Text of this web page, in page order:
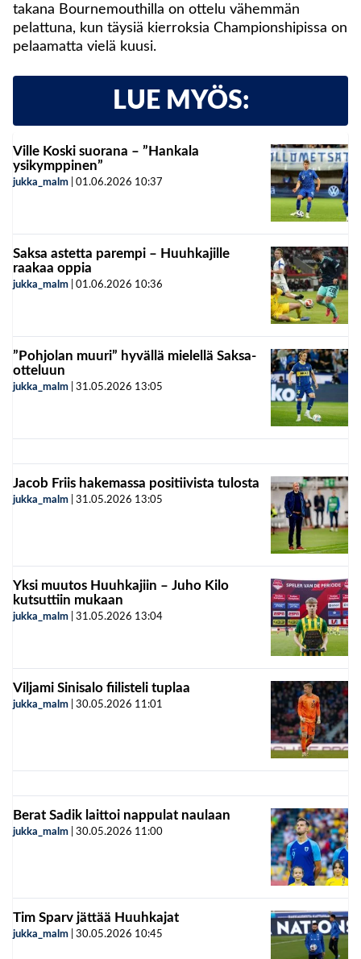
takana Bournemouthilla on ottelu vähemmän
pelattuna, kun täysiä kierroksia Championshipissa on
pelaamatta vielä kuusi.
LUE MYÖS:
Ville Koski suorana – ”Hankala
ysikymppinen”
jukka_malm 01.06.2026 10:37
Saksa astetta parempi – Huuhkajille
raakaa oppia
jukka_malm 01.06.2026 10:36
”Pohjolan muuri” hyvällä mielellä Saksa-
otteluun
jukka_malm 31.05.2026 13:05
Jacob Friis hakemassa positiivista tulosta
jukka_malm 31.05.2026 13:05
Yksi muutos Huuhkajiin – Juho Kilo
kutsuttiin mukaan
jukka_malm 31.05.2026 13:04
Viljami Sinisalo fiilisteli tuplaa
jukka_malm 30.05.2026 11:01
Berat Sadik laittoi nappulat naulaan
jukka_malm 30.05.2026 11:00
Tim Sparv jättää Huuhkajat
jukka_malm 30.05.2026 10:45